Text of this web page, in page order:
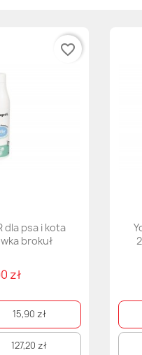
dla psa i kota
brokuł
zł
15,90 zł
127,20 zł
favorite_border